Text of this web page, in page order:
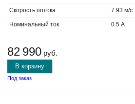
Скорость потока 7.93 м/с
Номинальный ток 0.5 А
82 990 руб.
В корзину
Под заказ